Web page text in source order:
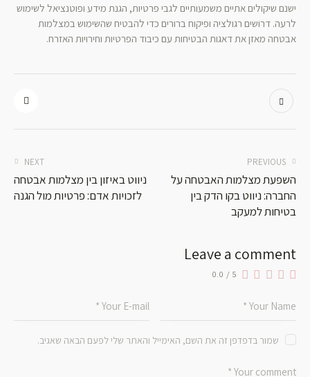
ישנם שיקולים אתיים משמעותיים לגבי פרטיות, הגנת מידע ופוטנציאל לשימוש
לרעה. דרושים רגולציה ופיקוח ברורים כדי להבטיח שהשימוש במצלמות
אבטחה מאזן את דאגות הבטיחות עם כיבוד הפרטיות וחירויות האזרח.
PREVIOUS
השפעת מצלמות האבטחה על
החברה: ניווט בקו הדק בין
בטיחות למעקב
NEXT
ניווט באיזון בין מצלמות אבטחה
לזכויות אדם: פרטיות מול הגנה
Leave a comment
0.0 / 5
שמור בדפדפן זה את השם, האימייל והאתר שלי לפעם הבאה שאגיב.